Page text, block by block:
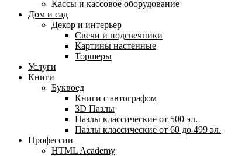
Кассы и кассовое оборудование
Дом и сад
Декор и интерьер
Свечи и подсвечники
Картины настенные
Торшеры
Услуги
Книги
Буквоед
Книги с автографом
3D Пазлы
Пазлы классические от 500 эл.
Пазлы классические от 60 до 499 эл.
Профессии
HTML Academy